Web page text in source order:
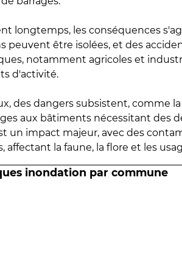
longtemps, les conséquences
peuvent être isolées, et des
notamment agricoles et
d'activité.
des dangers subsistent, comme
aux bâtiments nécessitant des
un impact majeur, avec des
affectant la faune, la flore et les
inondation par commune